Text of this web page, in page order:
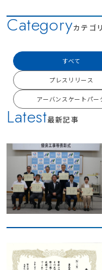
Latest最新記事
Categoryカテゴリ
すべて
プレスリリース
アーバンスケートパー